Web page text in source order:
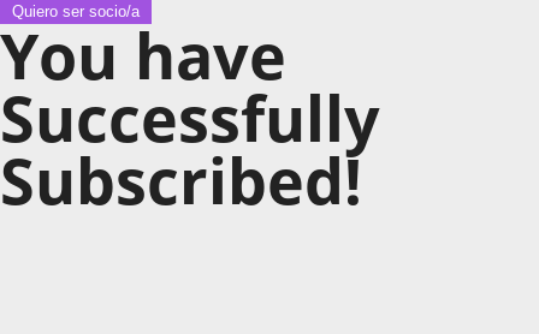
Quiero ser socio/a
You have
Successfully
Subscribed!